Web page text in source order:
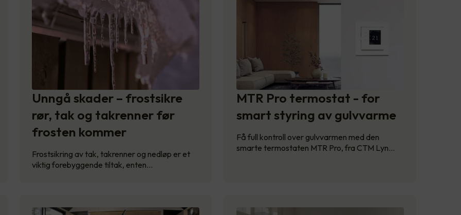
Unngå skader – frostsikre
rør, tak og takrenner før
frosten kommer
Frostsikring av tak, takrenner og nedløp er et
viktig forebyggende tiltak, enten…
MTR Pro termostat - for
smart styring av gulvvarme
Få full kontroll over gulvvarmen med den
smarte termostaten MTR Pro, fra CTM Lyn…